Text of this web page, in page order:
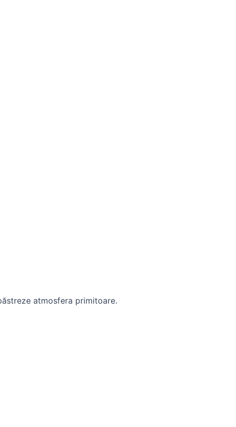
atmosfera primitoare.